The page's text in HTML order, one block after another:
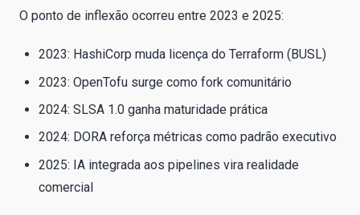
O ponto de inflexão ocorreu entre 2023 e 2025:
2023: HashiCorp muda licença do Terraform (BUSL)
2023: OpenTofu surge como fork comunitário
2024: SLSA 1.0 ganha maturidade prática
2024: DORA reforça métricas como padrão executivo
2025: IA integrada aos pipelines vira realidade
comercial